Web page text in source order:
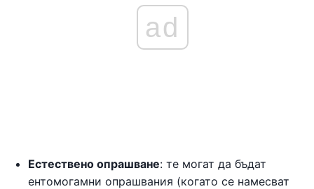
ad
Естествено опрашване: те могат да бъдат
ентомогамни опрашвания (когато се намесват